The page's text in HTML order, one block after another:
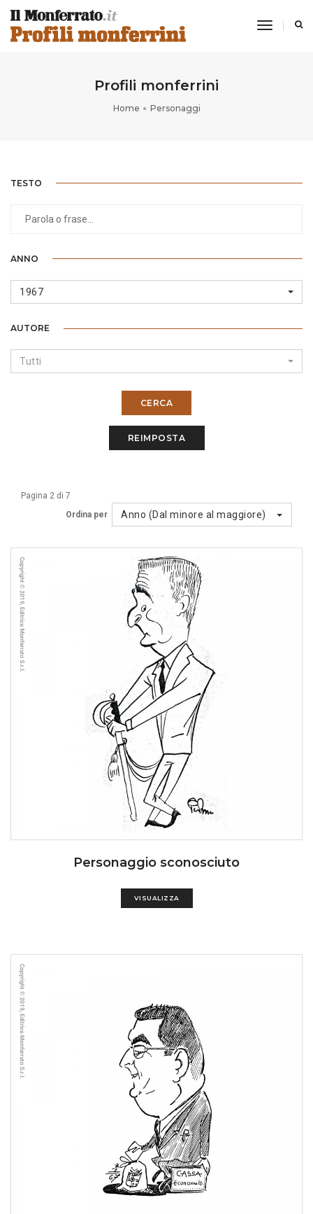
toggle
Profili monferrini
Home Personaggi
TESTO
ANNO
1967
AUTORE
Tutti
CERCA
REIMPOSTA
Pagina 2 di 7
Ordina per
Anno (Dal minore al maggiore)
Personaggio sconosciuto
VISUALIZZA